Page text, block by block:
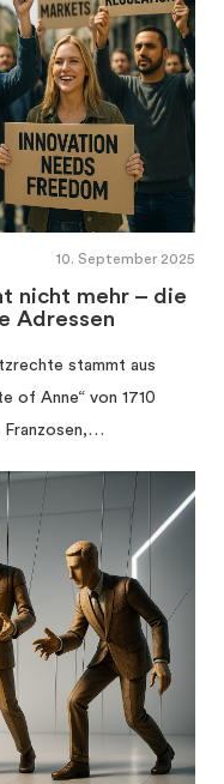
10. September 2025
nicht mehr – die
Adressen
stammt aus
of Anne“ von 1710
Franzosen,…